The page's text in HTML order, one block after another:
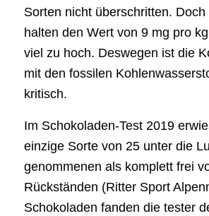
Sorten nicht überschritten. Doch
halten den Wert von 9 mg pro
viel zu hoch. Deswegen ist die
mit den fossilen
kritisch.
Im Schokoladen-Test 2019
einzige Sorte von 25 unter die
genommenen als komplett frei
Rückständen (Ritter Sport
Schokoladen fanden die tester